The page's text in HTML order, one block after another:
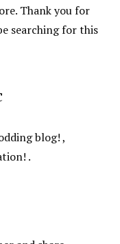
Thank you for
searching for this
blog! ,
.